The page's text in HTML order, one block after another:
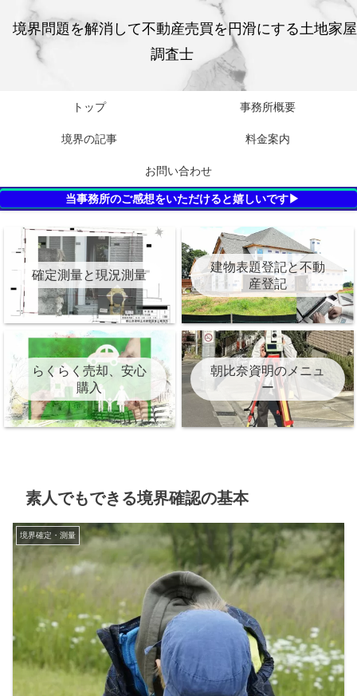
境界問題を解消して不動産売買を円滑にする土地家屋
調査士
トップ 事務所概要
境界の記事 料金案内
お問い合わせ
当事務所のご感想をいただけると嬉しいです▶
確定測量と現況測量
建物表題登記と不動
産登記
らくらく売却、安心
購入
朝比奈資明のメニュ
ー
素人でもできる境界確認の基本
境界確定・測量